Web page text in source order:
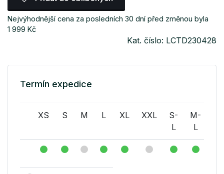
Nejvýhodnější cena za posledních 30 dní před změnou byla
1 999 Kč
Kat. číslo: LCTD230428
Termín expedice
XS S M L XL XXL
S-
L
M-
L